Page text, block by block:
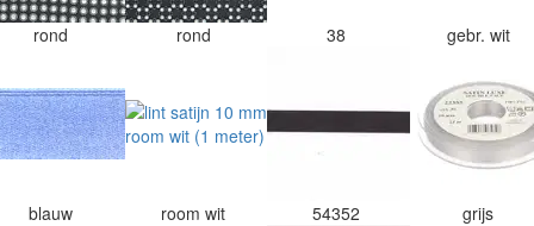
rond rond 38 gebr. wit
blauw room wit 54352 grijs